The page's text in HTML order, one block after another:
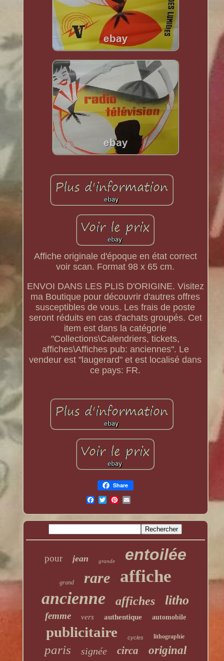
Affiche originale d'époque en état correct
voir scan. Format 98 x 65 cm.
ENVOI DANS LES PLIS D'ORIGINE. Visitez
ma Boutique pour découvrir d'autres offres
susceptibles de vous. Les frais de poste
seront réduits en cas d'achats groupés. Cet
item est dans la catégorie
"Collections\Calendriers, tickets,
affiches\Affiches pub: anciennes". Le
vendeur est "laugerard" et est localisé dans
ce pays: FR.
Share
pour jean grande entoilée
grand rare affiche
ancienne affiches litho
femme vers authentique automobile
publicitaire cycles lithographie
paris signée circa original